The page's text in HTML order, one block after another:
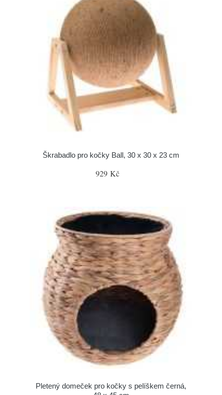
Škrabadlo pro kočky Ball, 30 x 30 x 23 cm
929 Kč
Pletený domeček pro kočky s pelíškem černá,